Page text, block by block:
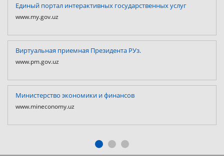
Единый портал интерактивных государственных услуг
www.my.gov.uz
Виртуальная приемная Президента РУз.
www.pm.gov.uz
Министерство экономики и финансов
www.mineconomy.uz